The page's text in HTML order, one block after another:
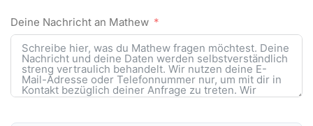
Deine Nachricht an Mathew